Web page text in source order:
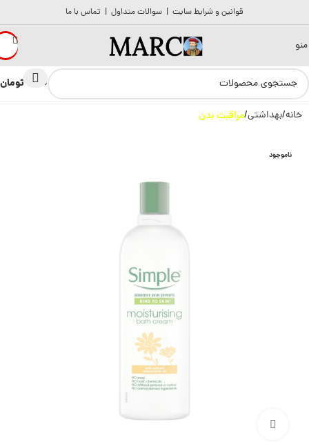
قوانین و شرایط سایت | سوالات متداول | تماس با ما
منو
0 تومان
خانه بهداشتی مراقبت بدن
ناموجود